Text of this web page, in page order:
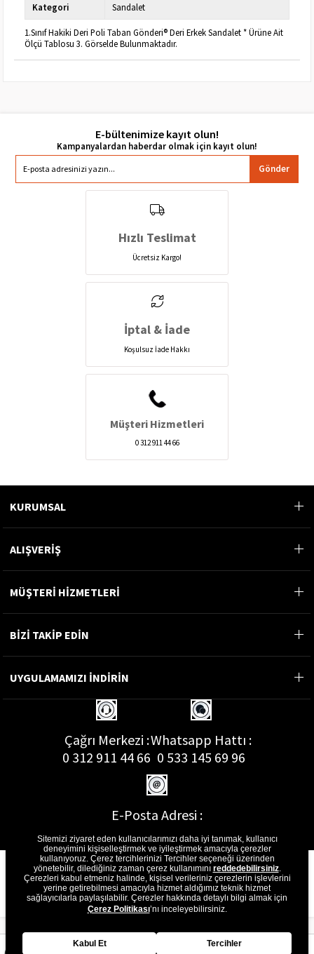
Kategori Sandalet
1.Sınıf Hakiki Deri Poli Taban Gönderi® Deri Erkek Sandalet * Ürüne Ait
Ölçü Tablosu 3. Görselde Bulunmaktadır.
E-bültenimize kayıt olun!
Gönder
Hızlı Teslimat
Ücretsiz Kargo!
İptal & İade
Koşulsuz İade Hakkı
Müşteri Hizmetleri
0 312 911 44 66
KURUMSAL
ALIŞVERİŞ
MÜŞTERİ HİZMETLERİ
BİZİ TAKİP EDİN
UYGULAMAMIZI İNDİRİN
Çağrı Merkezi :
0 312 911 44 66
Whatsapp Hattı :
0 533 145 69 96
E-Posta Adresi :
musterihizmetleri@gon.com.tr
Sitemizi ziyaret eden kullanıcılarımızı daha iyi tanımak, kullanıcı
deneyimini kişiselleştirmek ve iyileştirmek amacıyla çerezler
kullanıyoruz. Çerez tercihlerinizi Tercihler seçeneği üzerinden
yönetebilir, dilediğiniz zaman çerez kullanımını reddedebilirsiniz.
Çerezleri kabul etmeniz halinde, kişisel verileriniz çerezlerin işlevlerini
yerine getirebilmesi amacıyla hizmet aldığımız teknik hizmet
sağlayıcılarla paylaşılabilir. Çerezler hakkında detaylı bilgi almak için
Çerez Politikası’nı inceleyebilirsiniz.
Kabul Et Tercihler